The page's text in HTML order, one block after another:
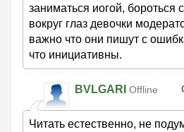
заниматься иогой, бороться
вокруг глаз девочки
важно что они пишут с
что инициативны.
BVLGARI Offline
Читать естественно, не